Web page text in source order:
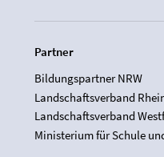
Partner
Bildungspartner NRW
Landschaftsverband
Landschaftsverband
Ministerium für Schule